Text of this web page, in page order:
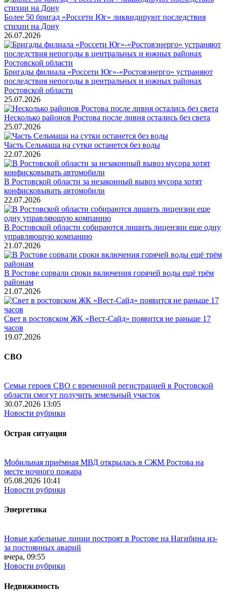
Более 50 бригад «Россети Юг» ликвидируют последствия
стихии на Дону
26.07.2026
Бригады филиала «Россети Юг»-«Ростовэнерго» устраняют
последствия непогоды в центральных и южных районах
Ростовской области
25.07.2026
Несколько районов Ростова после ливня остались без света
25.07.2026
Часть Сельмаша на сутки останется без воды
22.07.2026
В Ростовской области за незаконный вывоз мусора хотят
конфисковывать автомобили
22.07.2026
В Ростовской области собираются лишить лицензии еще одну
управляющую компанию
21.07.2026
В Ростове сорвали сроки включения горячей воды ещё трём
районам
21.07.2026
Свет в ростовском ЖК «Вест-Сайд» появится не раньше 17
часов
19.07.2026
СВО
Семьи героев СВО с временной регистрацией в Ростовской
области смогут получить земельный участок
30.07.2026 13:05
Новости рубрики
Острая ситуация
Мобильная приёмная МВД открылась в СЖМ Ростова на
месте ночного пожара
05.08.2026 10:41
Новости рубрики
Энергетика
Новые кабельные линии построят в Ростове на Нагибина из-
за постоянных аварий
вчера, 09:55
Новости рубрики
Недвижимость